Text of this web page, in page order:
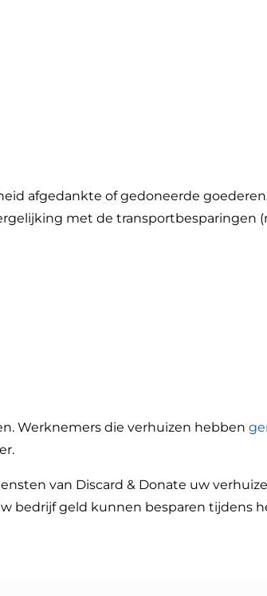
afgedankte of gedoneerde
met de transportbesparingen
Werknemers die verhuizen hebben
van Discard & Donate uw
bedrijf geld kunnen besparen tijdens